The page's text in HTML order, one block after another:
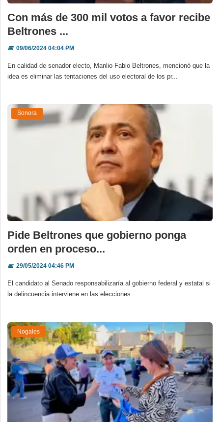
Con más de 300 mil votos a favor recibe
Beltrones ...
📅09/06/2024 04:04 PM
En calidad de senador electo, Manlio Fabio Beltrones, mencionó que la
idea es eliminar las tentaciones del uso electoral de los pr...
Sonora
Pide Beltrones que gobierno ponga
orden en proceso...
📅29/05/2024 04:46 PM
El candidato al Senado responsabilizaría al gobierno federal y estatal si
la delincuencia interviene en las elecciones.
Nogales